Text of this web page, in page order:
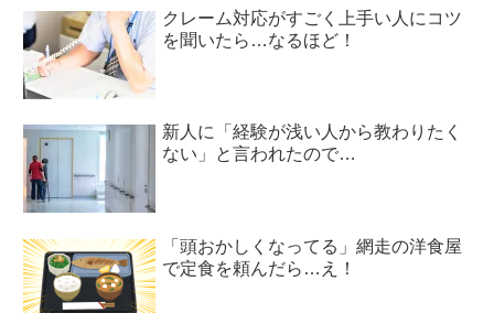
クレーム対応がすごく上手い人にコツ
を聞いたら…なるほど！
新人に「経験が浅い人から教わりたく
ない」と言われたので…
「頭おかしくなってる」網走の洋食屋
で定食を頼んだら…え！